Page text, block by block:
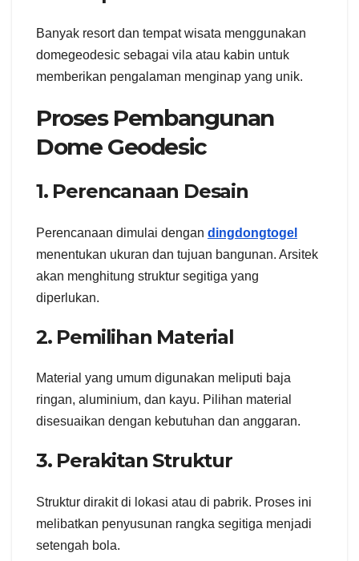
Banyak resort dan tempat wisata menggunakan
domegeodesic sebagai vila atau kabin untuk
memberikan pengalaman menginap yang unik.
Proses Pembangunan
Dome Geodesic
1. Perencanaan Desain
Perencanaan dimulai dengan dingdongtogel
menentukan ukuran dan tujuan bangunan. Arsitek
akan menghitung struktur segitiga yang
diperlukan.
2. Pemilihan Material
Material yang umum digunakan meliputi baja
ringan, aluminium, dan kayu. Pilihan material
disesuaikan dengan kebutuhan dan anggaran.
3. Perakitan Struktur
Struktur dirakit di lokasi atau di pabrik. Proses ini
melibatkan penyusunan rangka segitiga menjadi
setengah bola.